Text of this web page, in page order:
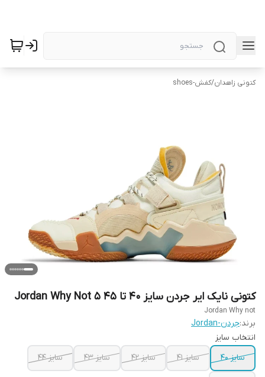
کتونی زاهدان/کفش-shoes
کتونی نایک ایر جردن سایز ۴۰ تا ۴۵ Jordan Why Not 5
Jordan Why not
برند:جردن-Jordan
انتخاب سایز
سایز ۴۰
سایز ۴۱ سایز ۴۲ سایز ۴۳ سایز ۴۴